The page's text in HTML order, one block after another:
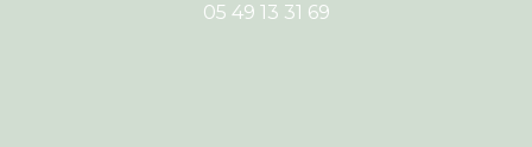
05 49 13 31 69